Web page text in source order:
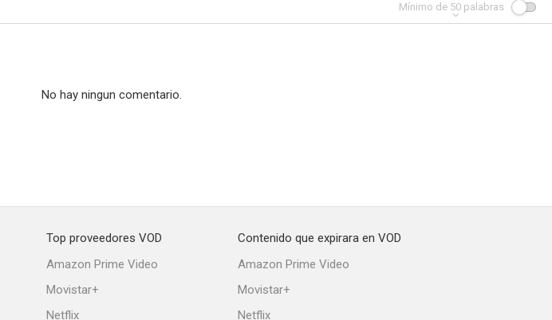
Mínimo de 50 palabras
No hay ningun comentario.
Top proveedores VOD
Amazon Prime Video
Movistar+
Netflix
Contenido que expirara en VOD
Amazon Prime Video
Movistar+
Netflix